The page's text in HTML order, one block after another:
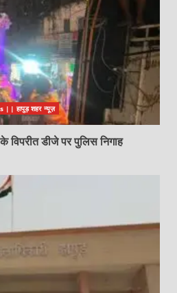
|| हापुड़ शहर न्यूज़
विपरीत डीजे पर पुलिस निगाह